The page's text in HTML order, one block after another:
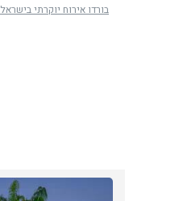
בורדו אירוח יוקרתי בישראל